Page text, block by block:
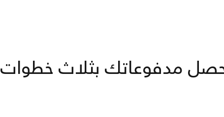
مدفوعاتك بثلاث خطوات